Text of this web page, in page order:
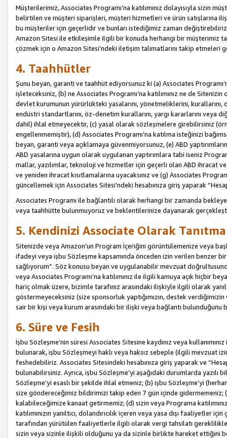
Müşterilerimiz, Associates Programı’na katılımınız dolayısıyla sizin
belirtilen ve müşteri siparişleri, müşteri hizmetleri ve ürün satışlarına
bu müşteriler için geçerlidir ve bunları istediğimiz zaman
Amazon Sitesi ile etkileşimle ilgili bir konuda herhangi bir müşterimiz
çözmek için o Amazon Sitesi’ndeki iletişim talimatlarını takip etmeleri
4. Taahhütler
Şunu beyan, garanti ve taahhüt ediyorsunuz ki (a) Associates
işleteceksiniz, (b) ne Associates Programı’na katılımınız ne de
devlet kurumunun yürürlükteki yasalarını, yönetmeliklerini,
endüstri standartlarını, öz-denetim kurallarını, yargı kararlarını
dahil) ihlal etmeyecektir, (c) yasal olarak sözleşmelere girebilirsiniz
engellenmemiştir), (d) Associates Programı’na katılma isteğinizi
beyan, garanti veya açıklamaya güvenmiyorsunuz, (e) ABD
ABD yasalarına uygun olarak uygulanan yaptırımlara tabi iseniz
mallar, yazılımlar, teknoloji ve hizmetler için geçerli olan ABD ihracat
ve yeniden ihracat kısıtlamalarına uyacaksınız ve (g) Associates
güncellemek için Associates Sitesi’ndeki hesabınıza giriş yaparak
Associates Programı ile bağlantılı olarak herhangi bir zamanda
veya taahhütte bulunmuyoruz ve beklentilerinize dayanarak
5. Kendinizi Associate Olarak
Sitenizde veya Amazon’un Program İçeriğini görüntülemenize veya
ifadeyi veya işbu Sözleşme kapsamında önceden izin verilen benzer
sağlıyorum”. Söz konusu beyan ve uygulanabilir mevzuat
veya Associates Programı’na katılımınız ile ilgili kamuya açık hiçbir
hariç olmak üzere, bizimle tarafınız arasındaki ilişkiyle ilgili olarak
göstermeyeceksiniz (size sponsorluk yaptığımızın, destek
sair bir kişi veya kurum arasındaki bir ilişki veya bağlantı bulunduğunu
6. Süre ve Fesih
İşbu Sözleşme’nin süresi Associates Sitesine kaydınız veya
bulunarak, işbu Sözleşmeyi haklı veya haksız sebeple (ilgili mevzuat
feshedebiliriz. Associates Sitesindeki hesabınıza giriş yaparak ve
bulunabilirsiniz. Ayrıca, işbu Sözleşme’yi aşağıdaki durumlarda yazılı
Sözleşme’yi esaslı bir şekilde ihlal etmeniz; (b) işbu Sözleşme’yi
size göndereceğimiz bildirimizi takip eden 7 gün içinde gidermemeniz;
kalabileceğimize kanaat getirmemiz; (d) sizin veya Programa
katılımınızın yanıltıcı, dolandırıcılık içeren veya yasa dışı
tarafından yürütülen faaliyetlerle ilgili olarak vergi tahsilatı
sizin veya sizinle ilişkili olduğunu ya da sizinle birlikte hareket ettiğini